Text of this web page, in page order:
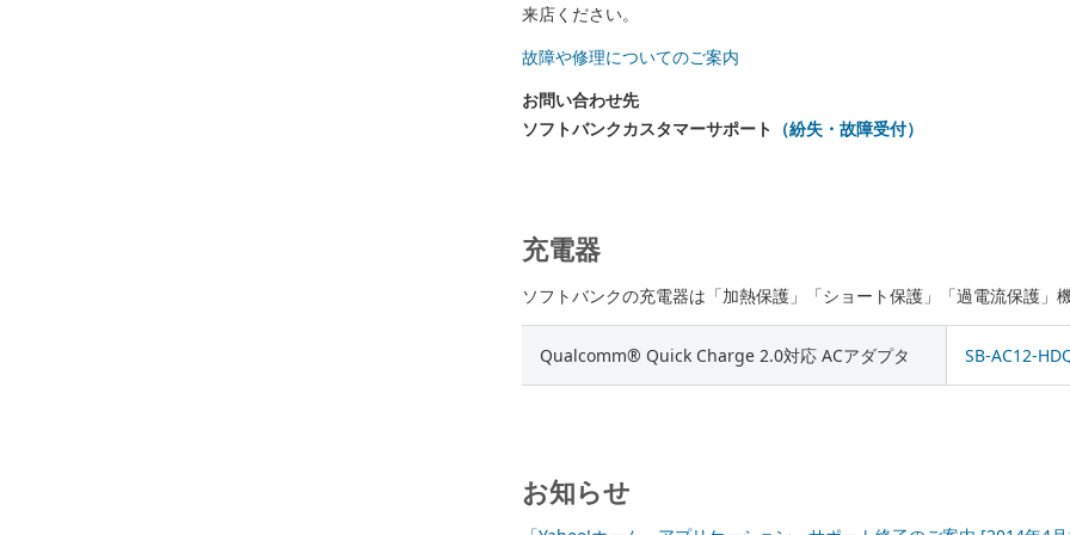
来店ください。
故障や修理についてのご案内
お問い合わせ先
ソフトバンクカスタマーサポート （紛失・故障受付）
充電器
ソフトバンクの充電器は「加熱保護」「ショート保護」「過電流保護」
Qualcomm® Quick Charge 2.0対応 ACアダプタ SB-AC12-
お知らせ